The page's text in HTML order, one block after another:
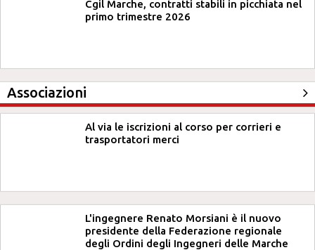
Cgil Marche, contratti stabili in picchiata nel
primo trimestre 2026
Associazioni
Al via le iscrizioni al corso per corrieri e
trasportatori merci
L'ingegnere Renato Morsiani è il nuovo
presidente della Federazione regionale
degli Ordini degli Ingegneri delle Marche